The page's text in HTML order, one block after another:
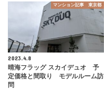
マンション記事 東京都
2023.4.8
晴海フラッグ スカイデュオ 予
定価格と間取り モデルルーム訪
問